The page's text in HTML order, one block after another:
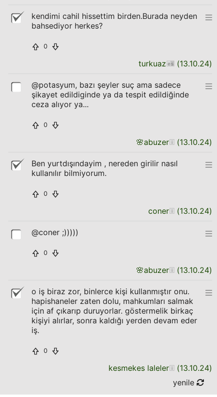
kendimi cahil hissettim birden.Burada neyden
bahsediyor herkes?
0
turkuaz (13.10.24)
@potasyum, bazı şeyler suç ama sadece
şikayet edildiginde ya da tespit edildiğinde
ceza alıyor ya...
0
🌸abuzer (13.10.24)
Ben yurtdışındayim , nereden girilir nasıl
kullanılır bilmiyorum.
0
coner (13.10.24)
@coner ;)))))
0
🌸abuzer (13.10.24)
o iş biraz zor, binlerce kişi kullanmıştır onu.
hapishaneler zaten dolu, mahkumları salmak
için af çıkarıp duruyorlar. göstermelik birkaç
kişiyi alırlar, sonra kaldığı yerden devam eder
iş.
0
kesmekes laleler (13.10.24)
yenile